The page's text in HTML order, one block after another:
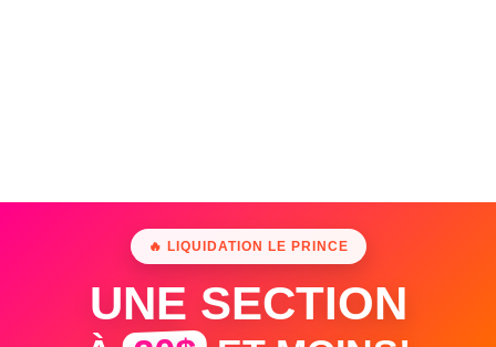
🔥 LIQUIDATION LE PRINCE
UNE SECTION